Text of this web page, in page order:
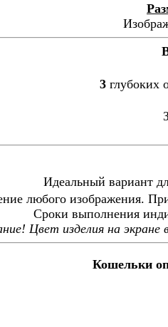
3 глубоких
Идеальный вариант
любого изображения.
Сроки выполнения
Цвет изделия на
Кошельки